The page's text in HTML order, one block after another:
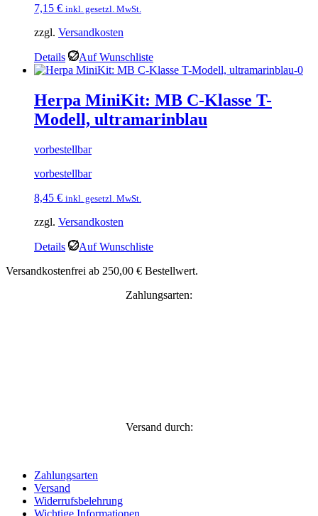
7,15 € inkl. gesetzl. MwSt.
zzgl. Versandkosten
Details Auf Wunschliste
Herpa MiniKit: MB C-Klasse T-
Modell, ultramarinblau
vorbestellbar
vorbestellbar
8,45 € inkl. gesetzl. MwSt.
zzgl. Versandkosten
Details
Auf Wunschliste
Versandkostenfrei ab 250,00 € Bestellwert.
Zahlungsarten:
Versand durch:
Zahlungsarten
Versand
Widerrufsbelehrung